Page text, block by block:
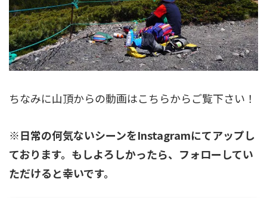
ちなみに山頂からの動画はこちらからご覧下さい！
※日常の何気ないシーンをInstagramにてアップし
ております。もしよろしかったら、フォローしてい
ただけると幸いです。